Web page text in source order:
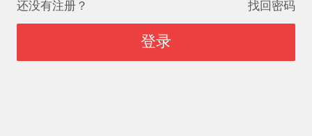
还没有注册？ 找回密码